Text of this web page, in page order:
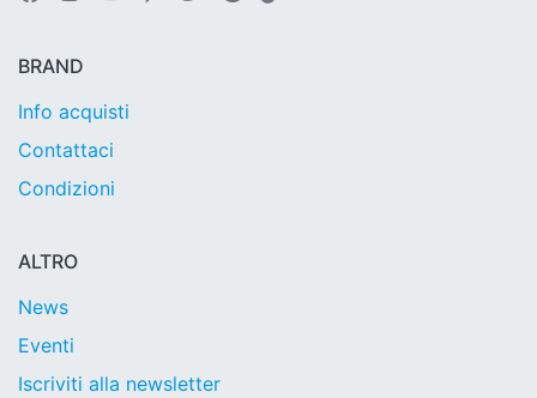
BRAND
Info acquisti
Contattaci
Condizioni
ALTRO
News
Eventi
Iscriviti alla newsletter